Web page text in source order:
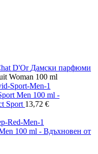
D'Or Дамски парфюми
Woman 100 ml
Men 100 ml -
Sport 13,72 €
100 ml - Вдъхновен от